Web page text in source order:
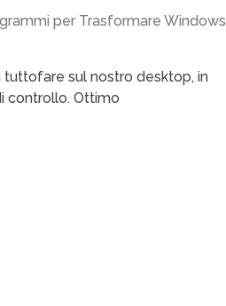
per Trasformare Windows
tuttofare sul nostro desktop, in
controllo. Ottimo